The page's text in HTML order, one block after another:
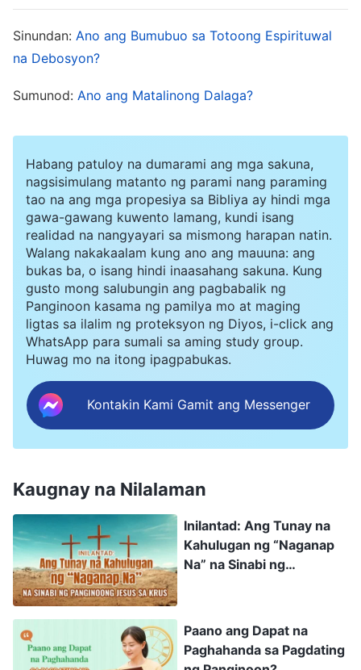
pinahahalagahan iyon kaysa sa ating pag-ibig sa
Diyos. Kapag kumikilos ang Diyos ayon sa ating
mga pansariling paniniwala, nagpapasalamat at
pinupuri natin Siya. Ngunit kapag hindi, hindi
sa Diyos, o pinagtataksilan pa Siya. Ipinapakita
nito sa atin kung gaano kalalim ang pagtitiwali sa
atin ni Satanas. Palagi nating hinahabol ang mga
biyaya sa ating pananampalataya, na tila
pagtatangkang makipag-transaksiyon sa Diyos
—ang gawin ito ay labis na makasarili, kasuklam-
suklam, at wala sa katwiran! Sa puntong ito,
maaari nating matamo ang tunay na pang-
unawa sa mga masasamang disposisyon ng
natin, gayundin ang pag-unawa sa mga maling
motibo at paniniwala sa ating pananampalataya.
Makikita natin na ang pamumuhay natin ay
lubos tayong hindi hindi karapat-dapat na
makatanggap ng mga biyaya ng Diyos at
pagsang-ayon. Gayon din, sa pamamagitan ng
mga ganoong klaseng pagsubok at pagpipino,
maaari nating maranasan ang kabanalan at
katuwiran ng Diyos, at mararamdaman kung
gaano karaming pagsasama ang nasa
Sinundan: Ano ang Bumubuo sa Totoong Espirituwal
na Debosyon?
Sumunod: Ano ang Matalinong Dalaga?
Habang patuloy na dumarami ang mga sakuna,
nagsisimulang matanto ng parami nang paraming
tao na ang mga propesiya sa Bibliya ay hindi mga
gawa-gawang kuwento lamang, kundi isang
realidad na nangyayari sa mismong harapan natin.
Walang nakakaalam kung ano ang mauuna: ang
bukas ba, o isang hindi inaasahang sakuna. Kung
gusto mong salubungin ang pagbabalik ng
Panginoon kasama ng pamilya mo at maging
ligtas sa ilalim ng proteksyon ng Diyos, i-click ang
WhatsApp para sumali sa aming study group.
Huwag mo na itong ipagpabukas.
Kontakin Kami Gamit ang Messenger
Kaugnay na Nilalaman
Inilantad: Ang Tunay na
Kahulugan ng “Naganap
Na” na Sinabi ng
Paano ang Dapat na
Paghahanda sa Pagdating